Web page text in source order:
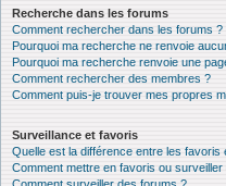
Recherche dans les forums
Comment rechercher dans les forums ?
Pourquoi ma recherche ne renvoie
Pourquoi ma recherche renvoie une
Comment rechercher des membres ?
Comment puis-je trouver mes propres
Surveillance et favoris
Quelle est la différence entre les favoris
Comment mettre en favoris ou
Comment surveiller des forums ?